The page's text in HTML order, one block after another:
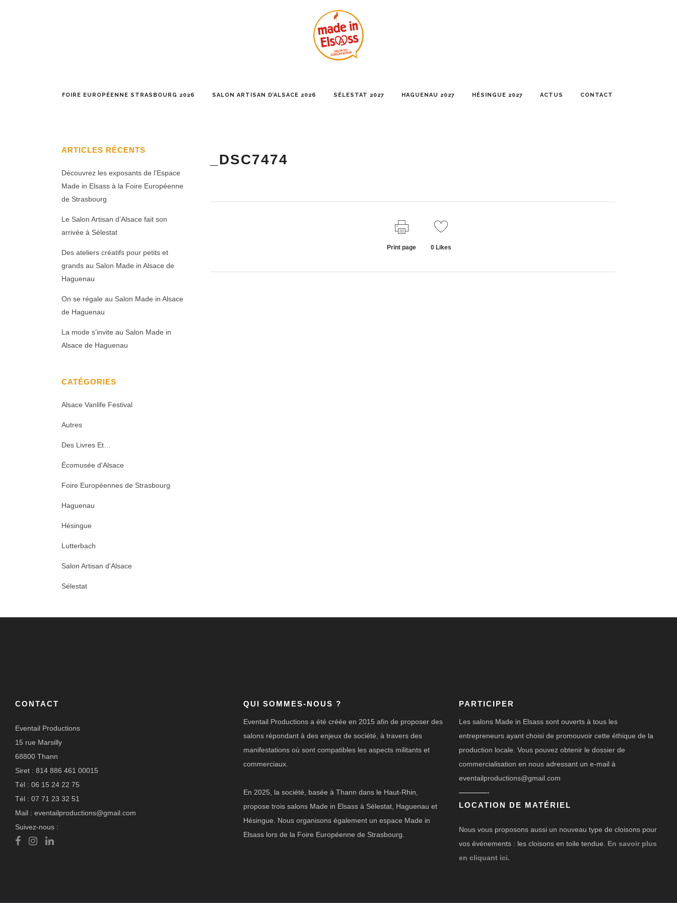
FOIRE EUROPÉENNE STRASBOURG 2026 SALON ARTISAN D’ALSACE 2026 SÉLESTAT 2027 HAGUENAU 2027 HÉSINGUE 2027 ACTUS CONTACT
ARTICLES RÉCENTS
Découvrez les exposants de l’Espace
Made in Elsass à la Foire Européenne
de Strasbourg
Le Salon Artisan d’Alsace fait son
arrivée à Sélestat
Des ateliers créatifs pour petits et
grands au Salon Made in Alsace de
Haguenau
On se régale au Salon Made in Alsace
de Haguenau
La mode s’invite au Salon Made in
Alsace de Haguenau
CATÉGORIES
Alsace Vanlife Festival
Autres
Des Livres Et…
Écomusée d'Alsace
Foire Européennes de Strasbourg
Haguenau
Hésingue
Lutterbach
Salon Artisan d'Alsace
Sélestat
_DSC7474
Print page 0 Likes
CONTACT
Eventail Productions
15 rue Marsilly
68800 Thann
Siret : 814 886 461 00015
Tél : 06 15 24 22 75
Tél : 07 71 23 32 51
Mail : eventailproductions@gmail.com
Suivez-nous :
QUI SOMMES-NOUS ?
Eventail Productions a été créée en 2015 afin de proposer des
salons répondant à des enjeux de société, à travers des
manifestations où sont compatibles les aspects militants et
commerciaux.
En 2025, la société, basée à Thann dans le Haut-Rhin,
propose trois salons Made in Elsass à Sélestat, Haguenau et
Hésingue. Nous organisons également un espace Made in
Elsass lors de la Foire Européenne de Strasbourg.
PARTICIPER
Les salons Made in Elsass sont ouverts à tous les
entrepreneurs ayant choisi de promouvoir cette éthique de la
production locale. Vous pouvez obtenir le dossier de
commercialisation en nous adressant un e-mail à
eventailproductions@gmail.com
————-
LOCATION DE MATÉRIEL
Nous vous proposons aussi un nouveau type de cloisons pour
vos événements : les cloisons en toile tendue. En savoir plus
en cliquant ici.